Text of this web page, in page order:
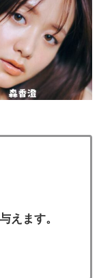
えます。